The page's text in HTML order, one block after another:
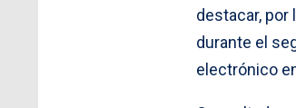
destacar, por
durante el
electrónico